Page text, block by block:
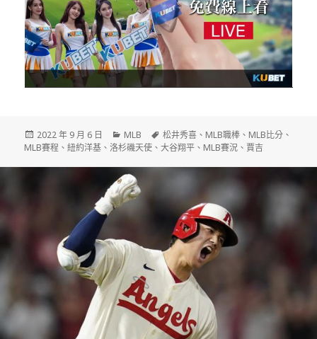
發
佈
2022 年 9 月 6 日
分
類
MLB
標
籤
松井秀喜 、 MLB職棒 、 MLB比分 、
MLB賽程 、紐約洋基 、洛杉磯天使 、大谷翔平 、 MLB賽況 、 賈吉